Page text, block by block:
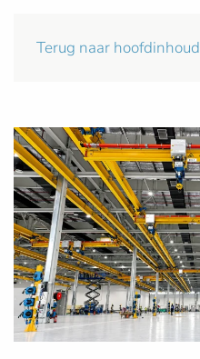
Terug naar hoofdinhoud